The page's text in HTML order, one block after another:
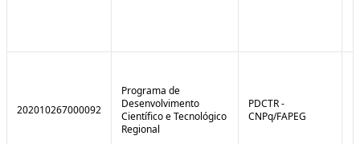
202010267000092
Programa de
Desenvolvimento
Científico e Tecnológico
Regional
PDCTR -
CNPq/FAPEG